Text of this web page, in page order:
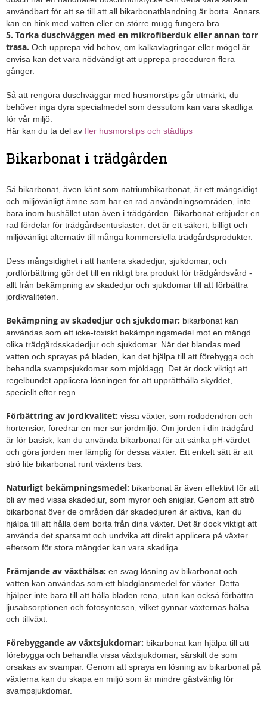
användbart för att se till att all bikarbonatblandning är borta. Annars
kan en hink med vatten eller en större mugg fungera bra.
5. Torka duschväggen med en mikrofiberduk eller annan torr
trasa. Och upprepa vid behov, om kalkavlagringar eller mögel är
envisa kan det vara nödvändigt att upprepa proceduren flera
gånger.
Så att rengöra duschväggar med husmorstips går utmärkt, du
behöver inga dyra specialmedel som dessutom kan vara skadliga
för vår miljö.
Här kan du ta del av fler husmorstips och städtips
Bikarbonat i trädgården
Så bikarbonat, även känt som natriumbikarbonat, är ett mångsidigt
och miljövänligt ämne som har en rad användningsområden, inte
bara inom hushållet utan även i trädgården. Bikarbonat erbjuder en
rad fördelar för trädgårdsentusiaster: det är ett säkert, billigt och
miljövänligt alternativ till många kommersiella trädgårdsprodukter.
Dess mångsidighet i att hantera skadedjur, sjukdomar, och
jordförbättring gör det till en riktigt bra produkt för trädgårdsvård -
allt från bekämpning av skadedjur och sjukdomar till att förbättra
jordkvaliteten.
Bekämpning av skadedjur och sjukdomar: bikarbonat kan
användas som ett icke-toxiskt bekämpningsmedel mot en mängd
olika trädgårdsskadedjur och sjukdomar. När det blandas med
vatten och sprayas på bladen, kan det hjälpa till att förebygga och
behandla svampsjukdomar som mjöldagg. Det är dock viktigt att
regelbundet applicera lösningen för att upprätthålla skyddet,
speciellt efter regn.
Förbättring av jordkvalitet: vissa växter, som rododendron och
hortensior, föredrar en mer sur jordmiljö. Om jorden i din trädgård
är för basisk, kan du använda bikarbonat för att sänka pH-värdet
och göra jorden mer lämplig för dessa växter. Ett enkelt sätt är att
strö lite bikarbonat runt växtens bas.
Naturligt bekämpningsmedel: bikarbonat är även effektivt för att
bli av med vissa skadedjur, som myror och sniglar. Genom att strö
bikarbonat över de områden där skadedjuren är aktiva, kan du
hjälpa till att hålla dem borta från dina växter. Det är dock viktigt att
använda det sparsamt och undvika att direkt applicera på växter
eftersom för stora mängder kan vara skadliga.
Främjande av växthälsa: en svag lösning av bikarbonat och
vatten kan användas som ett bladglansmedel för växter. Detta
hjälper inte bara till att hålla bladen rena, utan kan också förbättra
ljusabsorptionen och fotosyntesen, vilket gynnar växternas hälsa
och tillväxt.
Förebyggande av växtsjukdomar: bikarbonat kan hjälpa till att
förebygga och behandla vissa växtsjukdomar, särskilt de som
orsakas av svampar. Genom att spraya en lösning av bikarbonat på
växterna kan du skapa en miljö som är mindre gästvänlig för
svampsjukdomar.